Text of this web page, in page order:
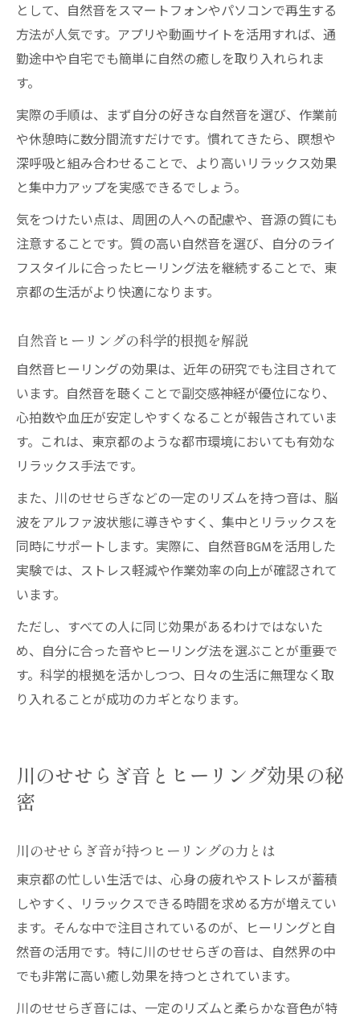
として、自然音をスマートフォンやパソコンで再生する
方法が人気です。アプリや動画サイトを活用すれば、通
勤途中や自宅でも簡単に自然の癒しを取り入れられま
す。
実際の手順は、まず自分の好きな自然音を選び、作業前
や休憩時に数分間流すだけです。慣れてきたら、瞑想や
深呼吸と組み合わせることで、より高いリラックス効果
と集中力アップを実感できるでしょう。
気をつけたい点は、周囲の人への配慮や、音源の質にも
注意することです。質の高い自然音を選び、自分のライ
フスタイルに合ったヒーリング法を継続することで、東
京都の生活がより快適になります。
自然音ヒーリングの科学的根拠を解説
自然音ヒーリングの効果は、近年の研究でも注目されて
います。自然音を聴くことで副交感神経が優位になり、
心拍数や血圧が安定しやすくなることが報告されていま
す。これは、東京都のような都市環境においても有効な
リラックス手法です。
また、川のせせらぎなどの一定のリズムを持つ音は、脳
波をアルファ波状態に導きやすく、集中とリラックスを
同時にサポートします。実際に、自然音BGMを活用した
実験では、ストレス軽減や作業効率の向上が確認されて
います。
ただし、すべての人に同じ効果があるわけではないた
め、自分に合った音やヒーリング法を選ぶことが重要で
す。科学的根拠を活かしつつ、日々の生活に無理なく取
り入れることが成功のカギとなります。
川のせせらぎ音とヒーリング効果の秘
密
川のせせらぎ音が持つヒーリングの力とは
東京都の忙しい生活では、心身の疲れやストレスが蓄積
しやすく、リラックスできる時間を求める方が増えてい
ます。そんな中で注目されているのが、ヒーリングと自
然音の活用です。特に川のせせらぎの音は、自然界の中
でも非常に高い癒し効果を持つとされています。
川のせせらぎ音には、一定のリズムと柔らかな音色が特